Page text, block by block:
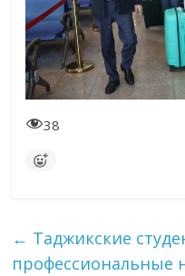
38
← Таджикские
профессиональные